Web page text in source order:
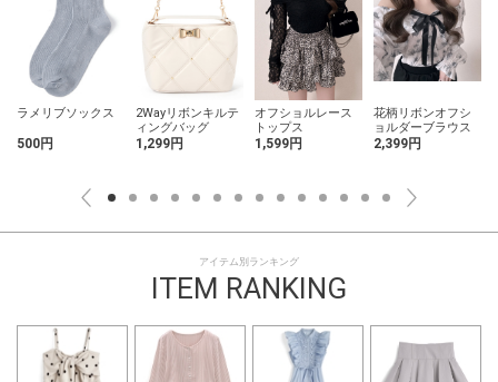
ラメリブソックス
500円
2Wayリボンキルテ
ィングバッグ
1,299円
オフショルレース
トップス
1,599円
花柄リボンオフシ
ョルダーブラウス
2,399円
アイテム別ランキング
ITEM RANKING